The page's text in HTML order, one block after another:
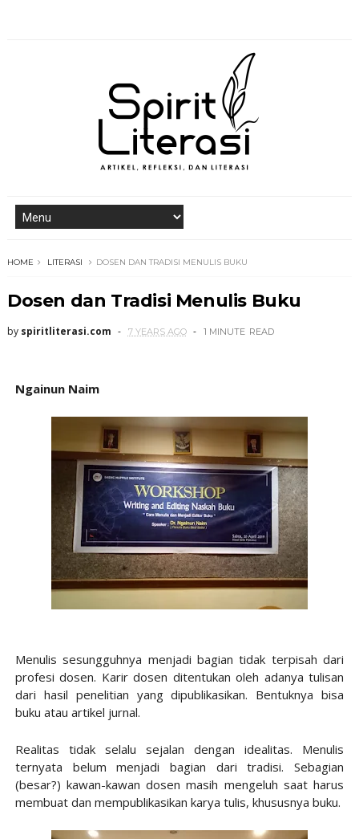
HOME LITERASI DOSEN DAN TRADISI MENULIS BUKU
Dosen dan Tradisi Menulis Buku
by spiritliterasi.com 7 YEARS AGO 1 MINUTE READ
Ngainun Naim
Menulis sesungguhnya menjadi bagian tidak terpisah dari
profesi dosen. Karir dosen ditentukan oleh adanya tulisan
dari hasil penelitian yang dipublikasikan. Bentuknya bisa
buku atau artikel jurnal.
Realitas tidak selalu sejalan dengan idealitas. Menulis
ternyata belum menjadi bagian dari tradisi. Sebagian
(besar?) kawan-kawan dosen masih mengeluh saat harus
membuat dan mempublikasikan karya tulis, khususnya buku.